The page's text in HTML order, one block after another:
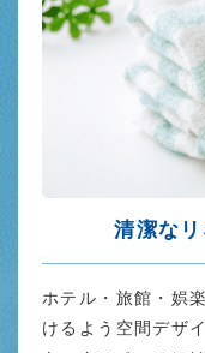
清潔な
ホテル・旅館・娯
けるよう空間デザ